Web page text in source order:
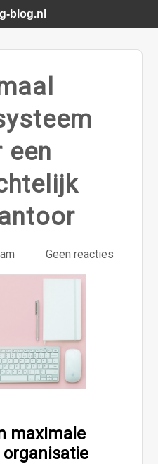
blog.nl
een
Geen reacties
maximale